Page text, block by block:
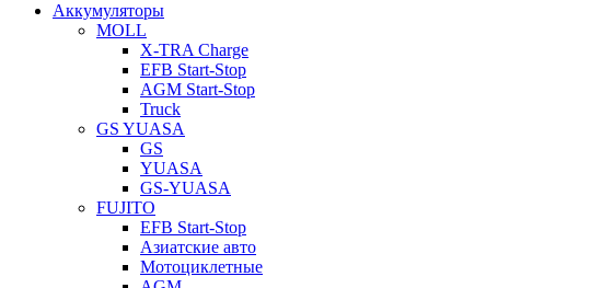
Аккумуляторы
MOLL
X-TRA Charge
EFB Start-Stop
AGM Start-Stop
Truck
GS YUASA
GS
YUASA
GS-YUASA
FUJITO
EFB Start-Stop
Азиатские авто
Мотоциклетные